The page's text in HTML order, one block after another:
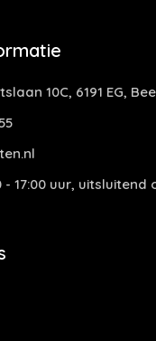
10C, 6191 EG,
- 17:00 uur,